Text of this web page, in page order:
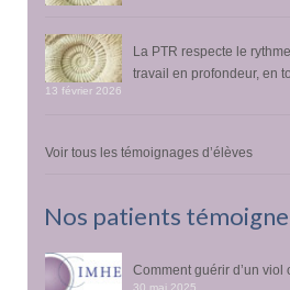
La PTR respecte le
travail en profondeur, en
13 février 2026
Voir tous les témoignages d’élèves
Nos patients
Comment guérir d’un viol
30 mai 2025